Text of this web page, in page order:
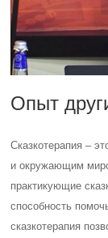
Опыт
Сказкотерапия –
и окружающим
практикующие
способность
сказкотерапия